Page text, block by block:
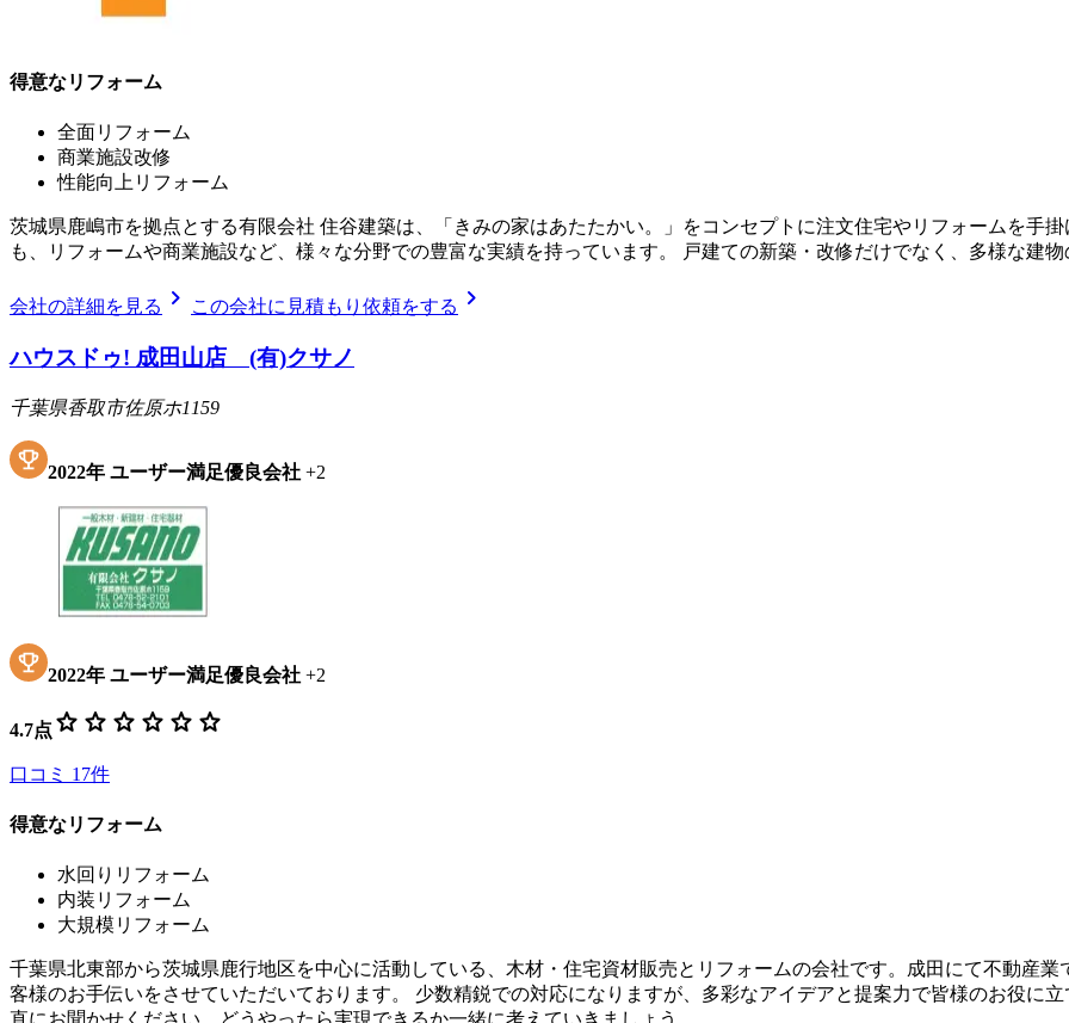
得意なリフォーム
全面リフォーム
商業施設改修
性能向上リフォーム
茨城県鹿嶋市を拠点とする有限会社 住谷建築は、「きみの家はあたたかい。」をコンセプトに注文住宅やリフォームを手
も、リフォームや商業施設など、様々な分野での豊富な実績を持っています。 戸建ての新築・改修だけでなく、多様な建
会社の詳細を見る chevron_right この会社に見積もり依頼をする chevron_right
ハウスドゥ! 成田山店 (有)クサノ
千葉県香取市佐原ホ1159
2022年 ユーザー満足優良会社 +2
2022年 ユーザー満足優良会社 +2
4.7点 star star star star star star
口コミ 17件
得意なリフォーム
水回りリフォーム
内装リフォーム
大規模リフォーム
千葉県北東部から茨城県鹿行地区を中心に活動している、木材・住宅資材販売とリフォームの会社です。成田にて不動産
客様のお手伝いをさせていただいております。 少数精鋭での対応になりますが、多彩なアイデアと提案力で皆様のお役に
直にお聞かせください。どうやったら実現できるか一緒に考えていきましょう。